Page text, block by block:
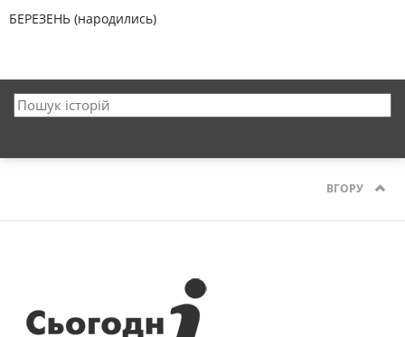
БЕРЕЗЕНЬ (народились)
ВГОРУ